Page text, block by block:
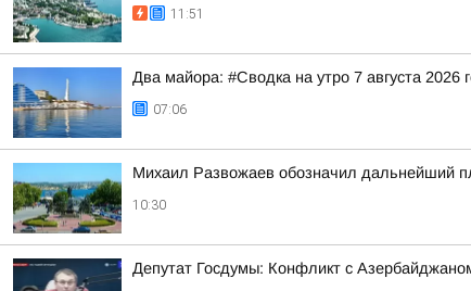
11:51
Два майора: #Сводка на утро 7 августа 2026
07:06
Михаил Развожаев обозначил дальнейший
10:30
Депутат Госдумы: Конфликт с